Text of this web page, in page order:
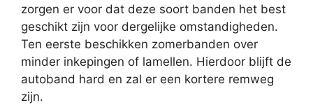
zorgen er voor dat deze soort banden het best
geschikt zijn voor dergelijke omstandigheden.
Ten eerste beschikken zomerbanden over
minder inkepingen of lamellen. Hierdoor blijft de
autoband hard en zal er een kortere remweg
zijn.